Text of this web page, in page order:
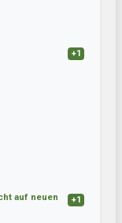
+1
auf neuen
+1